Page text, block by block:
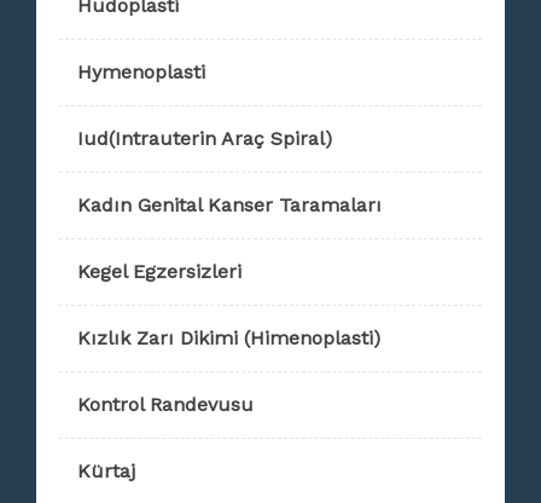
Hudoplasti
Hymenoplasti
Iud(Intrauterin Araç Spiral)
Kadın Genital Kanser Taramaları
Kegel Egzersizleri
Kızlık Zarı Dikimi (Himenoplasti)
Kontrol Randevusu
Kürtaj